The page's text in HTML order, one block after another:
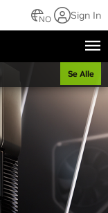
NO Sign In
Se Alle